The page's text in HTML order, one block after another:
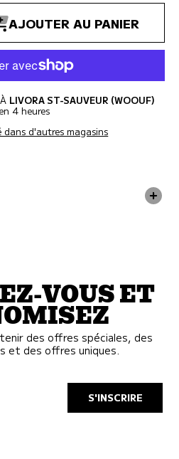
AJOUTER AU PANIER
LIVORA ST-SAUVEUR (WOOUF)
4 heures
d'autres magasins
VOUS ET
des offres spéciales, des
et des offres uniques.
S'INSCRIRE